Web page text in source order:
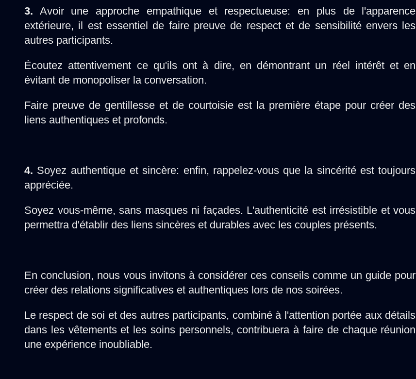
3. Avoir une approche empathique et respectueuse: en plus de l'apparence
extérieure, il est essentiel de faire preuve de respect et de sensibilité envers les
autres participants.
Écoutez attentivement ce qu'ils ont à dire, en démontrant un réel intérêt et en
évitant de monopoliser la conversation.
Faire preuve de gentillesse et de courtoisie est la première étape pour créer des
liens authentiques et profonds.
4. Soyez authentique et sincère: enfin, rappelez-vous que la sincérité est toujours
appréciée.
Soyez vous-même, sans masques ni façades. L'authenticité est irrésistible et vous
permettra d'établir des liens sincères et durables avec les couples présents.
En conclusion, nous vous invitons à considérer ces conseils comme un guide pour
créer des relations significatives et authentiques lors de nos soirées.
Le respect de soi et des autres participants, combiné à l'attention portée aux détails
dans les vêtements et les soins personnels, contribuera à faire de chaque réunion
une expérience inoubliable.